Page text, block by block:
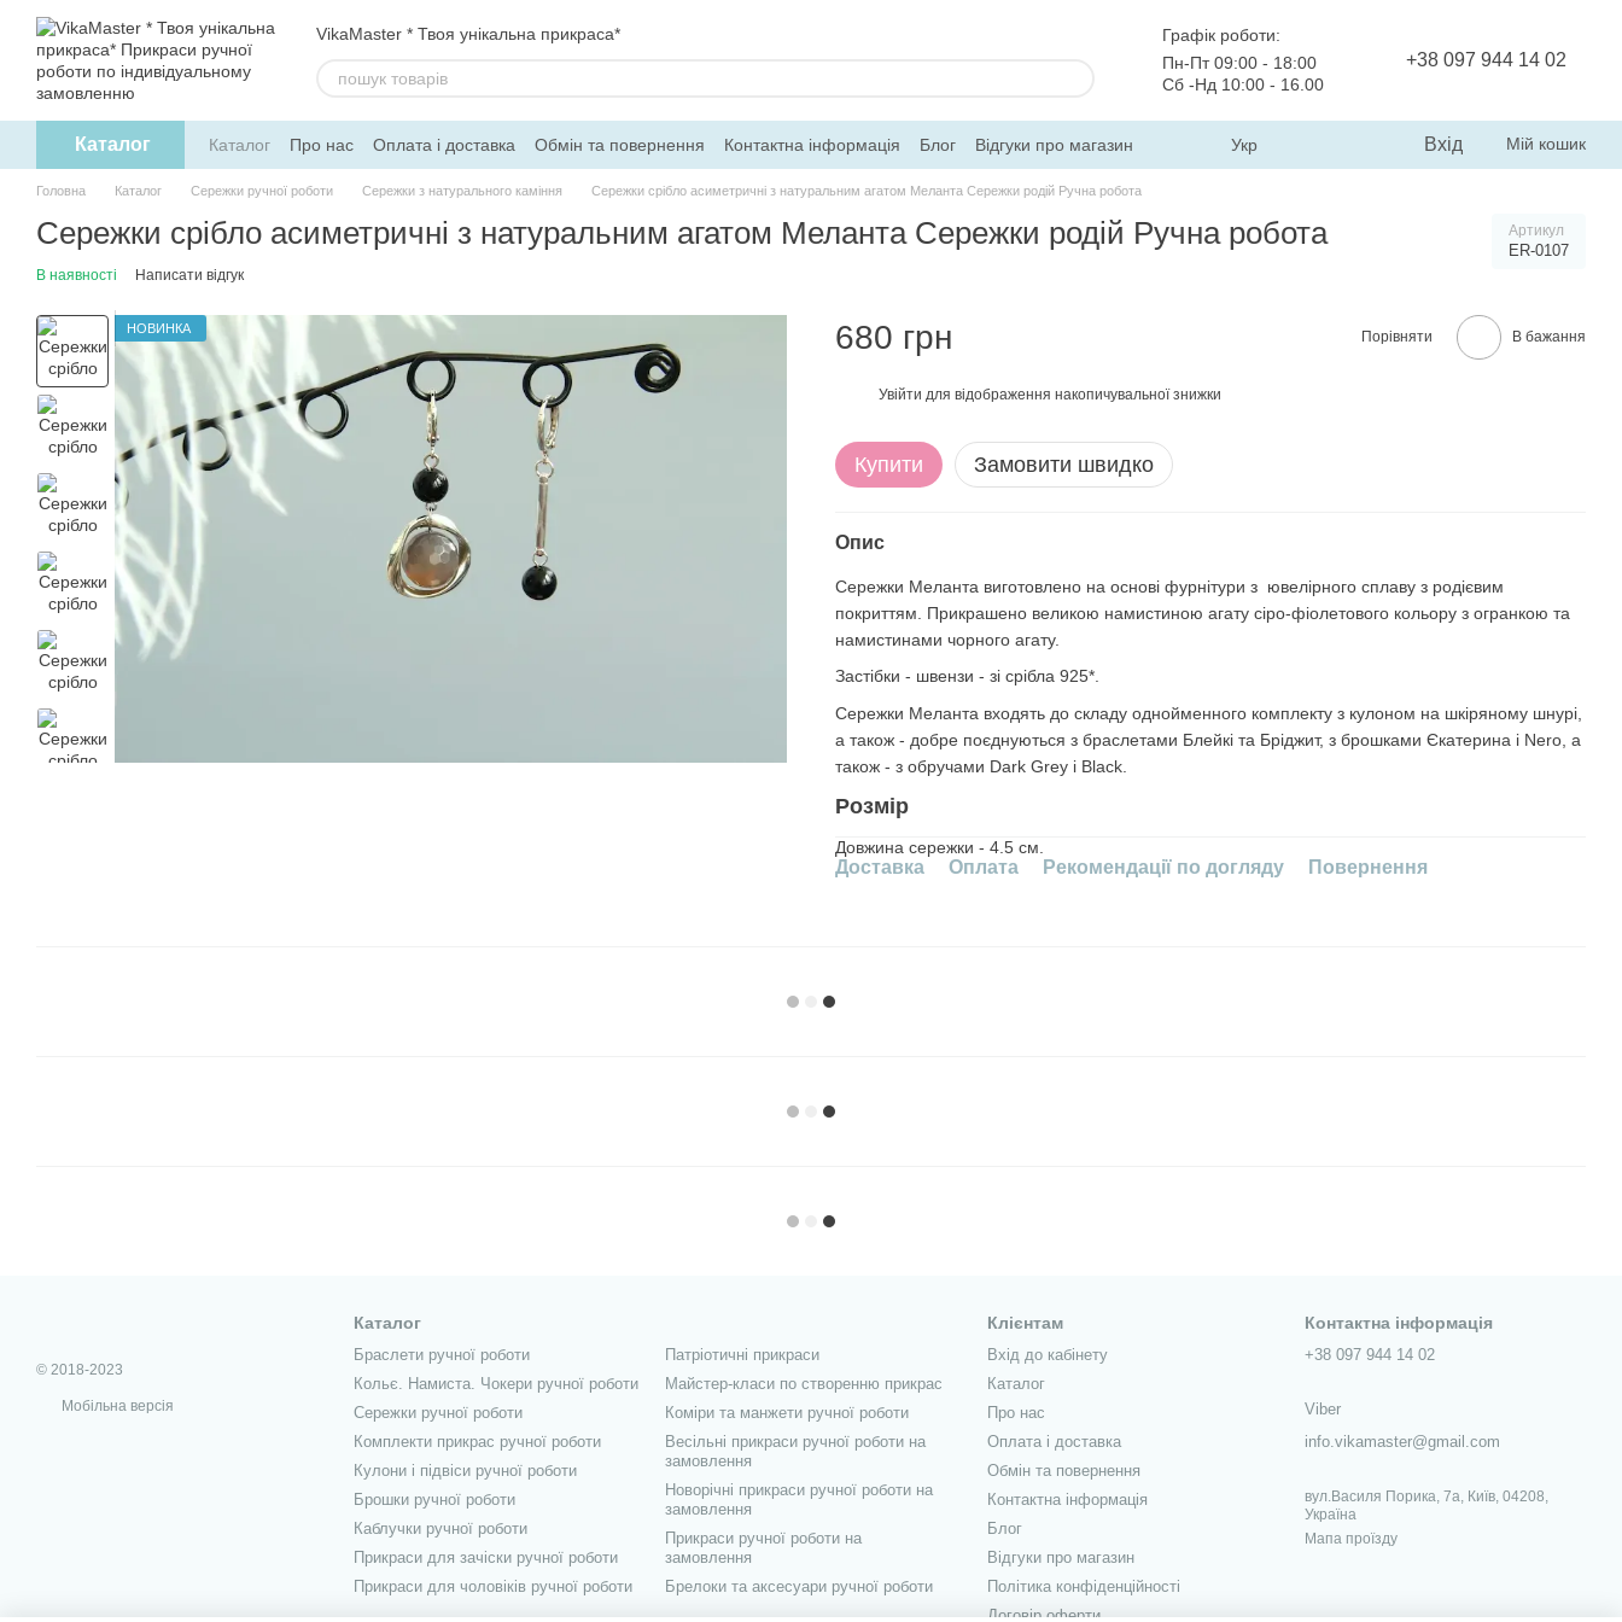
Перейти до основного контенту
VikaMaster * Твоя унікальна прикраса*
Графік роботи:
Пн-Пт 09:00 - 18:00
Сб -Нд 10:00 - 16.00
+38 097 944 14 02
Каталог Каталог Про нас Оплата і доставка Обмін та повернення Контактна інформація Блог
Відгуки про магазин
Політика конфіденційності
Договір оферти
Укр Вхід Мій кошик
Головна Каталог Сережки ручної роботи Сережки з натурального каміння Сережки срібло асиметричні з натуральним агатом Меланта Сережки родій Ручна робота
Сережки срібло асиметричні з натуральним агатом Меланта Сережки родій Ручна робота Артикул
ER-0107
В наявності Написати відгук
НОВИНКА 680 грн Порівняти В бажання
Увійти для відображення накопичувальної знижки
Купити Замовити швидко
Опис
Сережки Меланта виготовлено на основі фурнітури з ювелірного сплаву з родієвим
покриттям. Прикрашено великою намистиною агату сіро-фіолетового кольору з огранкою та
намистинами чорного агату.
Застібки - швензи - зі срібла 925*.
Сережки Меланта входять до складу однойменного комплекту з кулоном на шкіряному шнурі,
а також - добре поєднуються з браслетами Блейкі та Бріджит, з брошками Єкатерина і Nero, а
також - з обручами Dark Grey і Black.
Розмір
Довжина сережки - 4.5 см.
Доставка Оплата Рекомендації по догляду Повернення
© 2018-2023
Мобільна версія
Каталог
Браслети ручної роботи
Кольє. Намиста. Чокери ручної роботи
Сережки ручної роботи
Комплекти прикрас ручної роботи
Кулони і підвіси ручної роботи
Брошки ручної роботи
Каблучки ручної роботи
Прикраси для зачіски ручної роботи
Прикраси для чоловіків ручної роботи
Патріотичні прикраси
Майстер-класи по створенню прикрас
Коміри та манжети ручної роботи
Весільні прикраси ручної роботи на
замовлення
Новорічні прикраси ручної роботи на
замовлення
Прикраси ручної роботи на
замовлення
Брелоки та аксесуари ручної роботи
Клієнтам
Вхід до кабінету
Каталог
Про нас
Оплата і доставка
Обмін та повернення
Контактна інформація
Блог
Відгуки про магазин
Політика конфіденційності
Договір оферти
Контактна інформація
+38 097 944 14 02
Viber
info.vikamaster@gmail.com
вул.Василя Порика, 7а, Київ, 04208,
Україна
Мапа проїзду